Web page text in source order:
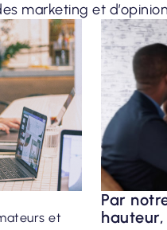
marketing et
et
Par
hauteur,